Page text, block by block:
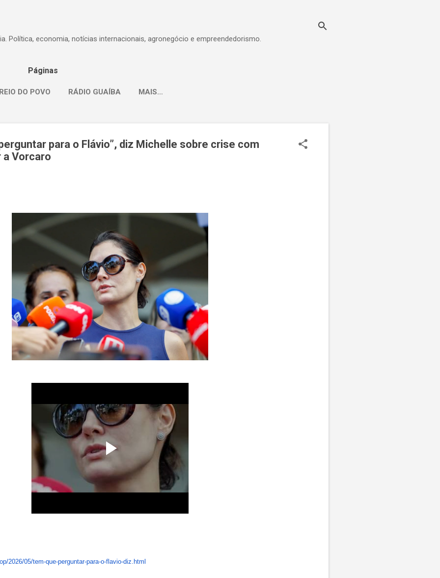
Política, economia, notícias internacionais, agronegócio e empreendedorismo.
Páginas
DO POVO RÁDIO GUAÍBA MAIS…
para o Flávio”, diz Michelle sobre crise com
a Vorcaro
2026/05/tem-que-perguntar-para-o-flavio-diz.html